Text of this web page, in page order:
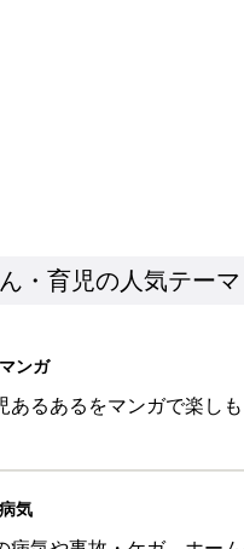
ある決意を胸に動き出す
赤ちゃん・育児
大人サンダル「サッと履き
赤ちゃん・育児